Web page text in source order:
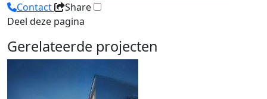
Contact
Share
Deel deze pagina
Gerelateerde projecten